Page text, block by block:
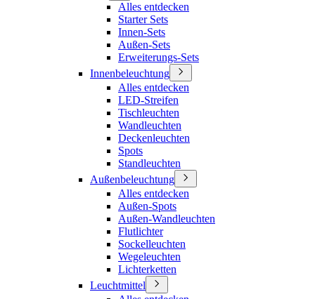
Alles entdecken
Starter Sets
Innen-Sets
Außen-Sets
Erweiterungs-Sets
Innenbeleuchtung
Alles entdecken
LED-Streifen
Tischleuchten
Wandleuchten
Deckenleuchten
Spots
Standleuchten
Außenbeleuchtung
Alles entdecken
Außen-Spots
Außen-Wandleuchten
Flutlichter
Sockelleuchten
Wegeleuchten
Lichterketten
Leuchtmittel